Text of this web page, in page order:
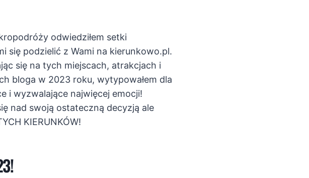
odwiedziłem setki
się podzielić z Wami na kierunkowo.pl.
się na tych miejscach, atrakcjach i
bloga w 2023 roku, wytypowałem dla
i wyzwalające najwięcej emocji!
nad swoją ostateczną decyzją ale
KIERUNKÓW!